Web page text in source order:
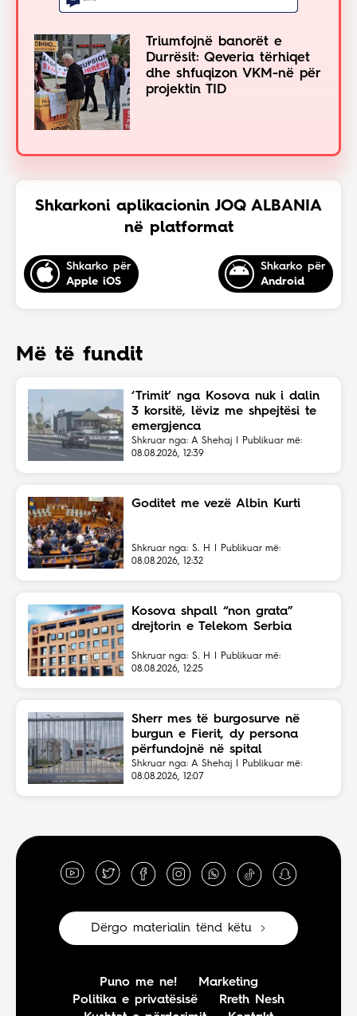
Triumfojnë banorët e
Durrësit: Qeveria tërhiqet
dhe shfuqizon VKM-në për
projektin TID
Shkarkoni aplikacionin JOQ ALBANIA
në platformat
Shkarko për
Apple iOS
Shkarko për
Android
Më të fundit
‘Trimit’ nga Kosova nuk i dalin
3 korsitë, lëviz me shpejtësi te
emergjenca
Shkruar nga: A Shehaj | Publikuar më:
08.08.2026, 12:39
Goditet me vezë Albin Kurti
Shkruar nga: S. H | Publikuar më:
08.08.2026, 12:32
Kosova shpall “non grata”
drejtorin e Telekom Serbia
Shkruar nga: S. H | Publikuar më:
08.08.2026, 12:25
Sherr mes të burgosurve në
burgun e Fierit, dy persona
përfundojnë në spital
Shkruar nga: A Shehaj | Publikuar më:
08.08.2026, 12:07
Dërgo materialin tënd këtu
Puno me ne!
Marketing
Politika e privatësisë
Rreth Nesh